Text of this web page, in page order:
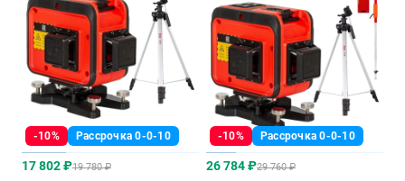
-10% Рассрочка 0-0-10
17 802 ₽19 780 ₽
-10% Рассрочка 0-0-10
26 784 ₽29 760 ₽